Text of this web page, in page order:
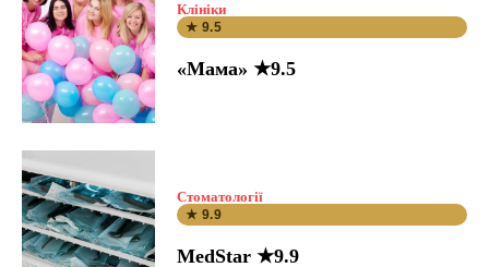
Клініки
★ 9.5
«Мама» ★9.5
Стоматології
★ 9.9
MedStar ★9.9